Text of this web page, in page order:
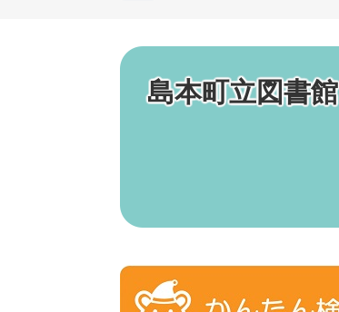
島本町立図書館